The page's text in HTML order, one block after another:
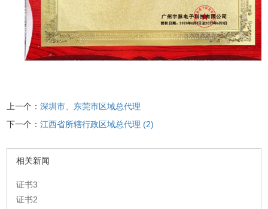
上一个：深圳市、东莞市区域总代理
下一个：江西省所辖行政区域总代理 (2)
相关新闻
证书3
证书2